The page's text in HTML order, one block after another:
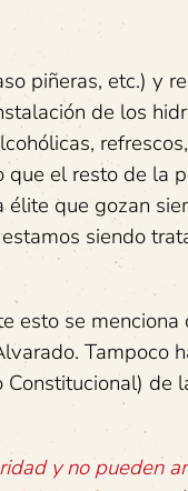
piñeras, etc.) y
de los
que el resto de la
que gozan
siendo
esto se menciona
Tampoco
de
y no pueden